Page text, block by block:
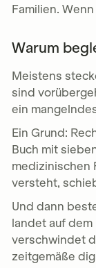
Familien.
Warum
Meistens
sind
ein
Ein Grund:
Buch mit
medizinischen
versteht,
Und dann
landet auf
verschwindet
zeitgemäße